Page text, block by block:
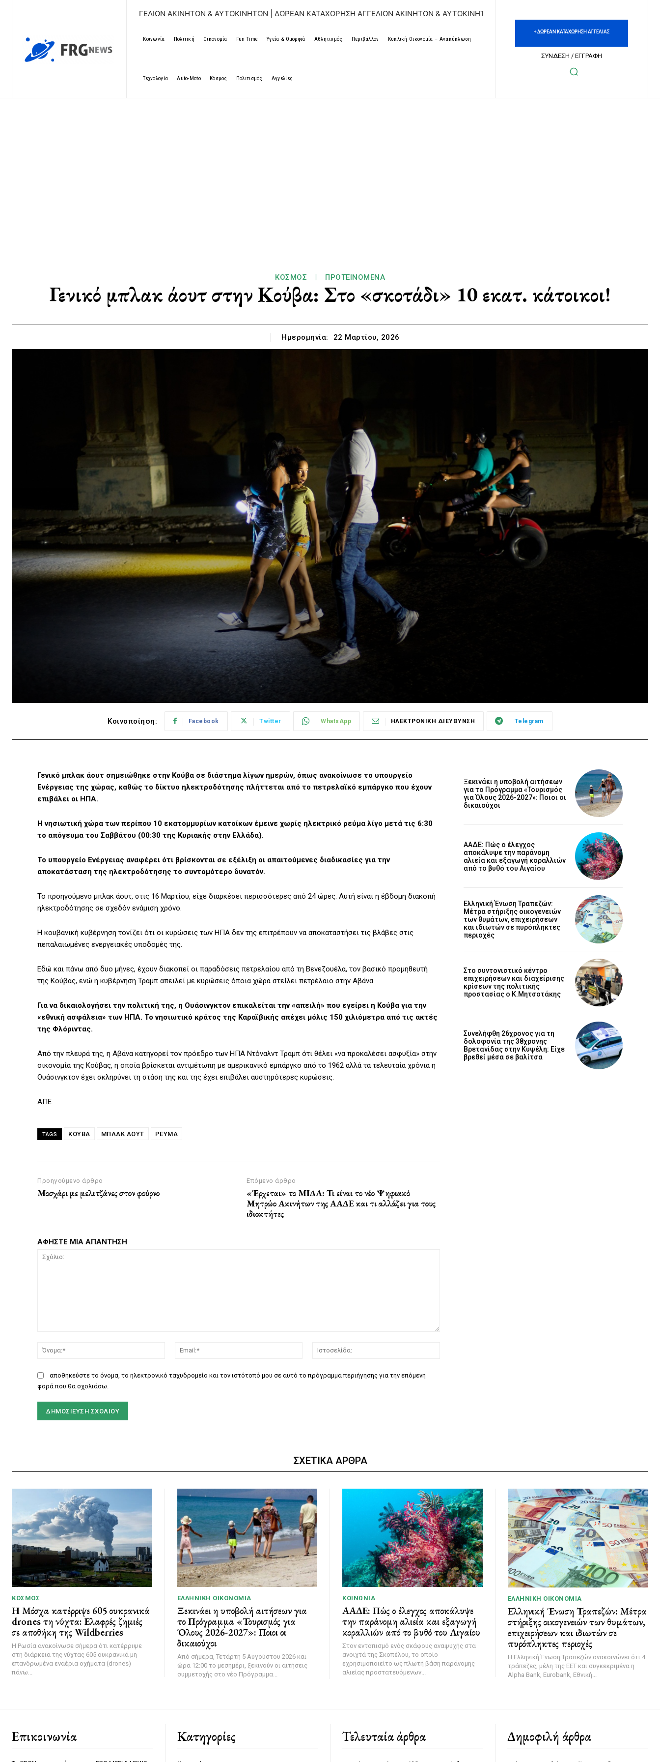
ΔΩΡΕΑΝ ΚΑΤΑΧΩΡΗΣΗ ΑΓΓΕΛΙΩΝ ΑΚΙΝΗΤΩΝ & ΑΥΤΟΚΙΝΗΤΩΝ | ΔΩΡΕΑΝ ΚΑΤΑΧΩΡΗΣΗ ΑΓΓΕΛΙΩΝ ΑΚΙΝΗΤΩΝ & ΑΥΤΟΚΙΝΗΤΩΝ | ΔΩΡΕΑΝ ΚΑΤΑΧΩΡΗΣΗ ΑΓΓΕΛΙΩΝ ΑΚΙΝΗΤΩΝ &
Κοινωνία Πολιτική Οικονομία Fun Time Υγεία & Ομορφιά Αθλητισμός Περιβάλλον Κυκλική Οικονομία – Ανακύκλωση
Τεχνολογία Auto-Moto Κόσμος Πολιτισμός Αγγελίες
+ ΔΩΡΕΑΝ ΚΑΤΑΧΩΡΗΣΗ ΑΓΓΕΛΙΑΣ
ΣΥΝΔΕΣΗ / ΕΓΓΡΑΦΗ
ΚΌΣΜΟΣ ΠΡΟΤΕΙΝΌΜΕΝΑ
Γενικό μπλακ άουτ στην Κούβα: Στο «σκοτάδι» 10 εκατ. κάτοικοι!
Ημερομηνία: 22 Μαρτίου, 2026
Κοινοποίηση: Facebook Twitter WhatsApp ΗΛΕΚΤΡΟΝΙΚΗ ΔΙΕΥΘΥΝΣΗ Telegram
Γενικό μπλακ άουτ σημειώθηκε στην Κούβα σε διάστημα λίγων ημερών, όπως ανακοίνωσε το υπουργείο
Ενέργειας της χώρας, καθώς το δίκτυο ηλεκτροδότησης πλήττεται από το πετρελαϊκό εμπάργκο που έχουν
επιβάλει οι ΗΠΑ.
Η νησιωτική χώρα των περίπου 10 εκατομμυρίων κατοίκων έμεινε χωρίς ηλεκτρικό ρεύμα λίγο μετά τις 6:30
το απόγευμα του Σαββάτου (00:30 της Κυριακής στην Ελλάδα).
Το υπουργείο Ενέργειας αναφέρει ότι βρίσκονται σε εξέλιξη οι απαιτούμενες διαδικασίες για την
αποκατάσταση της ηλεκτροδότησης το συντομότερο δυνατόν.
Το προηγούμενο μπλακ άουτ, στις 16 Μαρτίου, είχε διαρκέσει περισσότερες από 24 ώρες. Αυτή είναι η έβδομη διακοπή
ηλεκτροδότησης σε σχεδόν ενάμιση χρόνο.
Η κουβανική κυβέρνηση τονίζει ότι οι κυρώσεις των ΗΠΑ δεν της επιτρέπουν να αποκαταστήσει τις βλάβες στις
πεπαλαιωμένες ενεργειακές υποδομές της.
Εδώ και πάνω από δυο μήνες, έχουν διακοπεί οι παραδόσεις πετρελαίου από τη Βενεζουέλα, τον βασικό προμηθευτή
της Κούβας, ενώ η κυβέρνηση Τραμπ απειλεί με κυρώσεις όποια χώρα στείλει πετρέλαιο στην Αβάνα.
Για να δικαιολογήσει την πολιτική της, η Ουάσινγκτον επικαλείται την «απειλή» που εγείρει η Κούβα για την
«εθνική ασφάλεια» των ΗΠΑ. Το νησιωτικό κράτος της Καραϊβικής απέχει μόλις 150 χιλιόμετρα από τις ακτές
της Φλόριντας.
Από την πλευρά της, η Αβάνα κατηγορεί τον πρόεδρο των ΗΠΑ Ντόναλντ Τραμπ ότι θέλει «να προκαλέσει ασφυξία» στην
οικονομία της Κούβας, η οποία βρίσκεται αντιμέτωπη με αμερικανικό εμπάργκο από το 1962 αλλά τα τελευταία χρόνια η
Ουάσινγκτον έχει σκληρύνει τη στάση της και της έχει επιβάλει αυστηρότερες κυρώσεις.
ΑΠΕ
TAGS ΚΟΥΒΑ ΜΠΛΑΚ ΆΟΥΤ ΡΕΥΜΑ
Προηγούμενο άρθρο
Μοσχάρι με μελιτζάνες στον φούρνο
Επόμενο άρθρο
«Έρχεται» το ΜΙΔΑ: Τι είναι το νέο Ψηφιακό
Μητρώο Ακινήτων της ΑΑΔΕ και τι αλλάζει για τους
ιδιοκτήτες
ΑΦΗΣΤΕ ΜΙΑ ΑΠΑΝΤΗΣΗ
Όνομα:*
Email:*
αποθηκεύστε το όνομα, το ηλεκτρονικό ταχυδρομείο και τον ιστότοπό μου σε αυτό το πρόγραμμα περιήγησης για την επόμενη
φορά που θα σχολιάσω.
Ξεκινάει η υποβολή αιτήσεων
για το Πρόγραμμα «Τουρισμός
για Όλους 2026-2027»: Ποιοι οι
δικαιούχοι
ΑΑΔΕ: Πώς ο έλεγχος
αποκάλυψε την παράνομη
αλιεία και εξαγωγή κοραλλιών
από το βυθό του Αιγαίου
Ελληνική Ένωση Τραπεζών:
Μέτρα στήριξης οικογενειών
των θυμάτων, επιχειρήσεων
και ιδιωτών σε πυρόπληκτες
περιοχές
Στο συντονιστικό κέντρο
επιχειρήσεων και διαχείρισης
κρίσεων της πολιτικής
προστασίας ο Κ.Μητσοτάκης
Συνελήφθη 26χρονος για τη
δολοφονία της 38χρονης
Βρετανίδας στην Κυψέλη: Είχε
βρεθεί μέσα σε βαλίτσα
ΣΧΕΤΙΚΑ ΑΡΘΡΑ
ΚΌΣΜΟΣ
Η Μόσχα κατέρριψε 605 ουκρανικά
drones τη νύχτα: Ελαφρές ζημιές
σε αποθήκη της Wildberries
Η Ρωσία ανακοίνωσε σήμερα ότι κατέρριψε
στη διάρκεια της νύχτας 605 ουκρανικά μη
επανδρωμένα εναέρια οχήματα (drones)
πάνω...
ΕΛΛΗΝΙΚΉ ΟΙΚΟΝΟΜΊΑ
Ξεκινάει η υποβολή αιτήσεων για
το Πρόγραμμα «Τουρισμός για
Όλους 2026-2027»: Ποιοι οι
δικαιούχοι
Από σήμερα, Τετάρτη 5 Αυγούστου 2026 και
ώρα 12:00 το μεσημέρι, ξεκινούν οι αιτήσεις
συμμετοχής στο νέο Πρόγραμμα...
ΚΟΙΝΩΝΊΑ
ΑΑΔΕ: Πώς ο έλεγχος αποκάλυψε
την παράνομη αλιεία και εξαγωγή
κοραλλιών από το βυθό του Αιγαίου
Στον εντοπισμό ενός σκάφους αναψυχής στα
ανοιχτά της Σκοπέλου, το οποίο
εχρησιμοποιείτο ως πλωτή βάση παράνομης
αλιείας προστατευόμενων...
ΕΛΛΗΝΙΚΉ ΟΙΚΟΝΟΜΊΑ
Ελληνική Ένωση Τραπεζών: Μέτρα
στήριξης οικογενειών των θυμάτων,
επιχειρήσεων και ιδιωτών σε
πυρόπληκτες περιοχές
Η Ελληνική Ένωση Τραπεζών ανακοινώνει ότι 4
τράπεζες, μέλη της ΕΕΤ και συγκεκριμένα η
Alpha Bank, Eurobank, Εθνική...
Επικοινωνία Κατηγορίες Τελευταία άρθρα Δημοφιλή άρθρα